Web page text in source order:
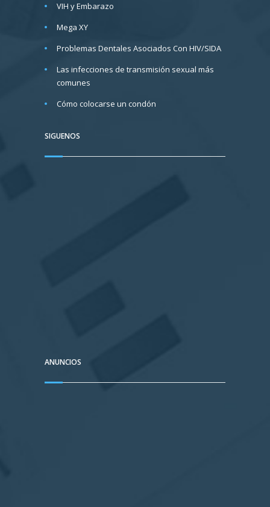
VIH y Embarazo
Mega XY
Problemas Dentales Asociados Con HIV/SIDA
Las infecciones de transmisión sexual más
comunes
Cómo colocarse un condón
SIGUENOS
ANUNCIOS